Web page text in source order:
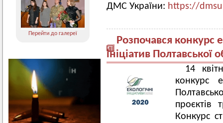
Перейти до галереї
ДМС України: https://
Розпочався конкурс
ініціатив Полтавської
14
конкурс
проєктів
Конкурс